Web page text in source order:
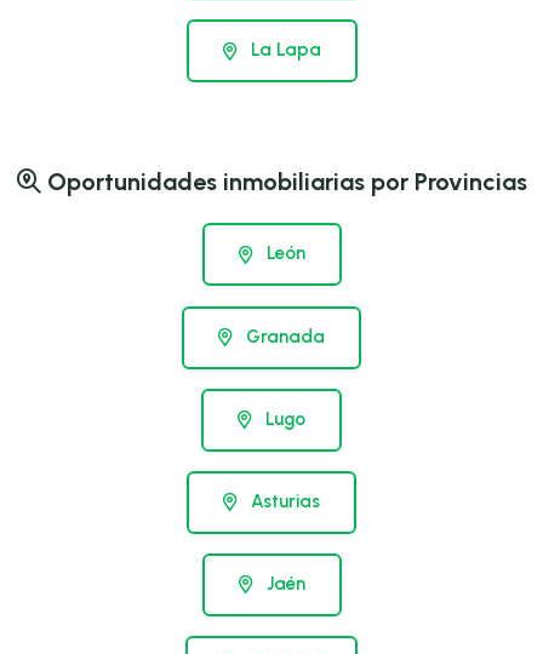
La Lapa
Oportunidades inmobiliarias por Provincias
León
Granada
Lugo
Asturias
Jaén